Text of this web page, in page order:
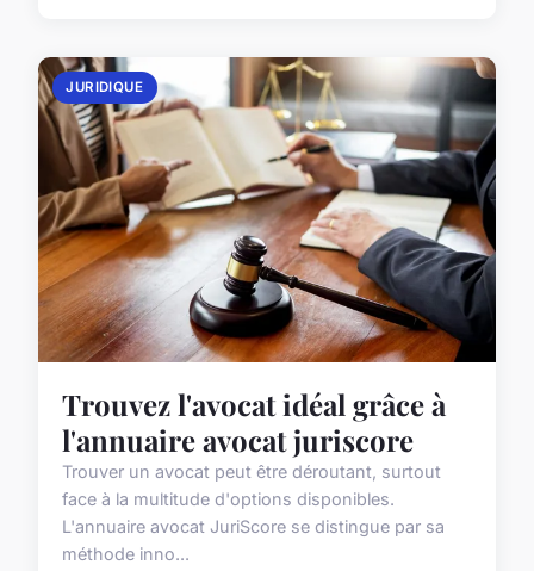
JURIDIQUE
Trouvez l'avocat idéal grâce à
l'annuaire avocat juriscore
Trouver un avocat peut être déroutant, surtout
face à la multitude d'options disponibles.
L'annuaire avocat JuriScore se distingue par sa
méthode inno...